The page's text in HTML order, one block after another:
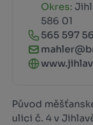
Okres:
586 01
565 597
Původ
ulici č. 4 v